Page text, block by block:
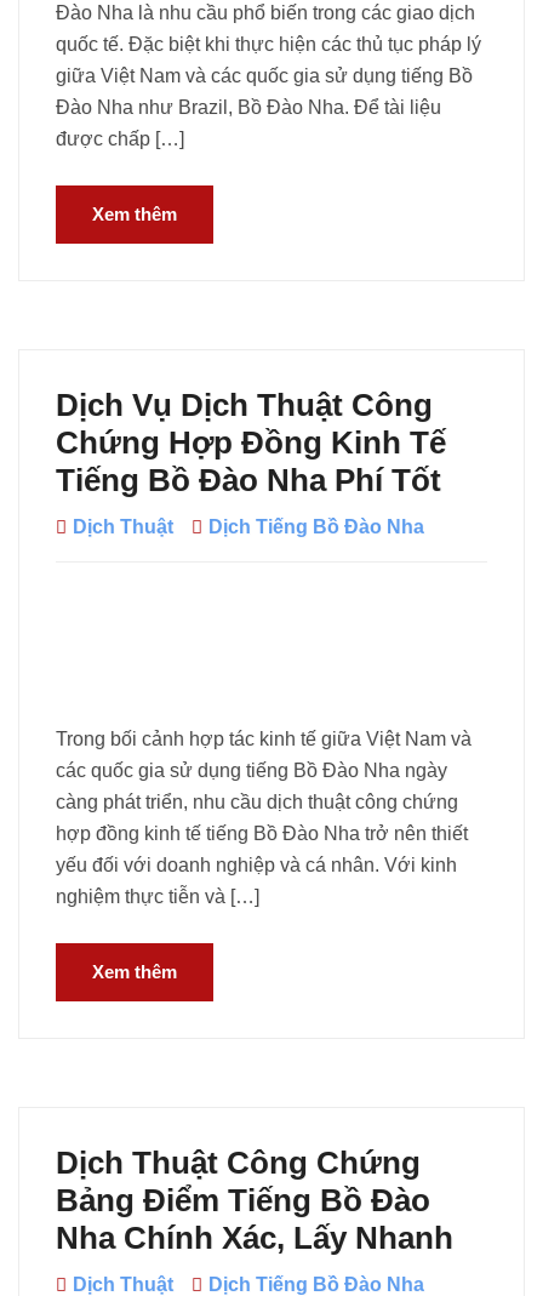
Đào Nha là nhu cầu phổ biến trong các giao dịch
quốc tế. Đặc biệt khi thực hiện các thủ tục pháp lý
giữa Việt Nam và các quốc gia sử dụng tiếng Bồ
Đào Nha như Brazil, Bồ Đào Nha. Để tài liệu
được chấp […]
Xem thêm
Dịch Vụ Dịch Thuật Công
Chứng Hợp Đồng Kinh Tế
Tiếng Bồ Đào Nha Phí Tốt
Dịch Thuật Dịch Tiếng Bồ Đào Nha
Trong bối cảnh hợp tác kinh tế giữa Việt Nam và
các quốc gia sử dụng tiếng Bồ Đào Nha ngày
càng phát triển, nhu cầu dịch thuật công chứng
hợp đồng kinh tế tiếng Bồ Đào Nha trở nên thiết
yếu đối với doanh nghiệp và cá nhân. Với kinh
nghiệm thực tiễn và […]
Xem thêm
Dịch Thuật Công Chứng
Bảng Điểm Tiếng Bồ Đào
Nha Chính Xác, Lấy Nhanh
Dịch Thuật Dịch Tiếng Bồ Đào Nha